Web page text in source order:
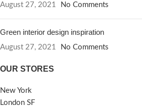
আয়োডিন এবং ফ্লোরাইডসহ প্রায় ৮০টির
মত উপাদান থাকে। এই লবণের খনিজ
উপাদানগুলো আঠালো গঠনে থাকে এবং
হতে পারে। খনিজ লবণে সমৃদ্ধ হওয়ায় এই
কাজ করে।
কিছু রোগের হাত থেকে বাঁচায়। মাংসপেশির
ব্যথা কমাতে সাহায্য করে ।হিমালায়ান পিংক
২০০
August 27, 2021 No Comments
Green interior design inspiration
August 27, 2021 No Comments
OUR STORES
New York
London SF